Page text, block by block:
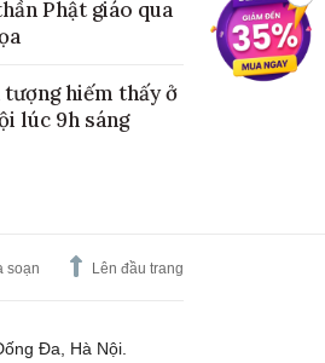
Phật giáo qua
tượng hiếm thấy ở
lúc 9h sáng
soạn Lên đầu trang
Đa, Hà Nội.